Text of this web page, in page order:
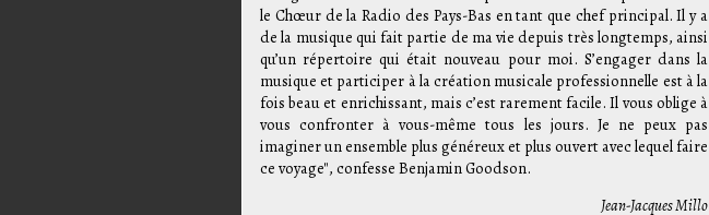
le Chœur de la Radio des Pays-Bas en tant que chef principal. Il y a
de la musique qui fait partie de ma vie depuis très longtemps, ainsi
qu’un répertoire qui était nouveau pour moi. S’engager dans la
musique et participer à la création musicale professionnelle est à la
fois beau et enrichissant, mais c’est rarement facile. Il vous oblige à
vous confronter à vous-même tous les jours. Je ne peux pas
imaginer un ensemble plus généreux et plus ouvert avec lequel faire
ce voyage", confesse Benjamin Goodson.
Jean-Jacques Millo